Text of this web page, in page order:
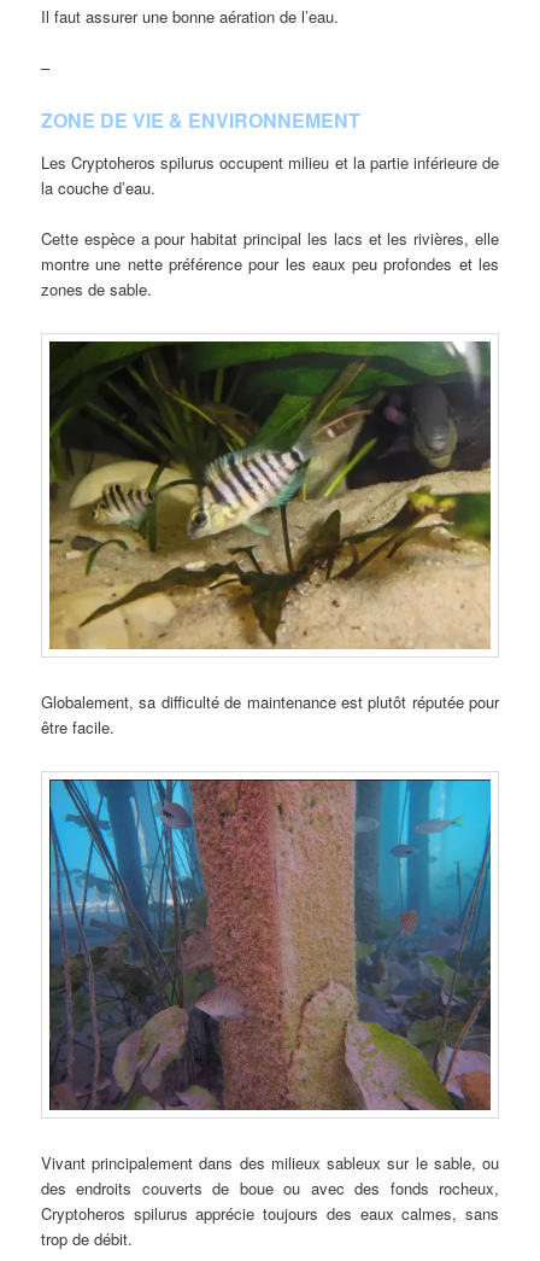
Il faut assurer une bonne aération de l’eau.
–
ZONE DE VIE & ENVIRONNEMENT
Les Cryptoheros spilurus occupent milieu et la partie inférieure de
la couche d’eau.
Cette espèce a pour habitat principal les lacs et les rivières, elle
montre une nette préférence pour les eaux peu profondes et les
zones de sable.
Globalement, sa difficulté de maintenance est plutôt réputée pour
être facile.
Vivant principalement dans des milieux sableux sur le sable, ou
des endroits couverts de boue ou avec des fonds rocheux,
Cryptoheros spilurus apprécie toujours des eaux calmes, sans
trop de débit.